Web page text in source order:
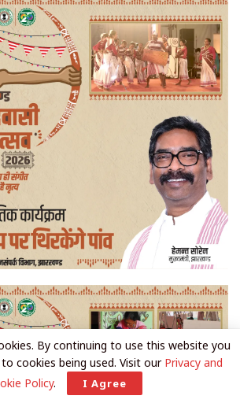
By continuing to use this website you
cookies being used. Visit our Privacy and
Policy. I Agree